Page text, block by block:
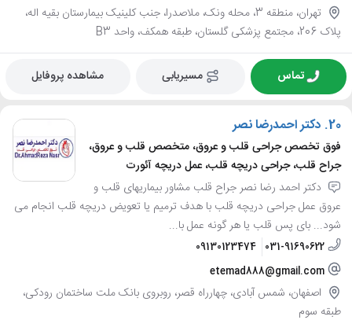
تهران، منطقه 3، محله ونک، ملاصدرا، جنب کلینیک بیمارستان بقیه اله،
پلاک 206، مجتمع پزشکی گلستان، طبقه همکف، واحد B3
تماس مسیریابی مشاهده پروفایل
20. دکتر احمدرضا نصر
فوق تخصص جراحی قلب و عروق، متخصص قلب و عروق،
جراح قلب، جراحی دریچه قلب، عمل دریچه آئورت
دکتر احمد رضا نصر جراح قلب مشاور بیماریهای قلب و
عروق عمل جراحی دریچه قلب با هدف ترمیم یا تعویض دریچه قلب انجام می
شود... بای پس قلب یا هر گونه عمل با...
031-91690622
09130123474
etemad888@gmail.com
اصفهان، شمس آبادی، چهارراه قصر، روبروی بانک ملت ساختمان رودکی،
طبقه سوم